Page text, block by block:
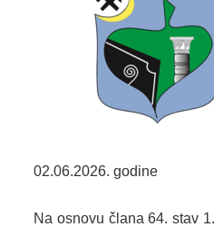
02.06.2026. godine
Na osnovu člana 64. stav
2023. GODINA
2022. GODINA